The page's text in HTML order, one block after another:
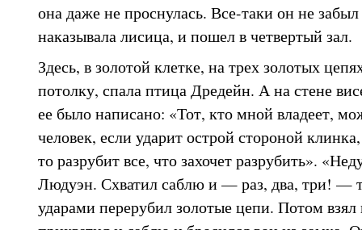
она даже не проснулась. Все-таки он не
наказывала лисица, и пошел в четвертый зал.
Здесь, в золотой клетке, на трех золотых
потолку, спала птица Дредейн. А на стене
ее было написано: «Тот, кто мной владеет,
человек, если ударит острой стороной
то разрубит все, что захочет разрубить».
Людуэн. Схватил саблю и — раз, два, три! —
ударами перерубил золотые цепи. Потом взял